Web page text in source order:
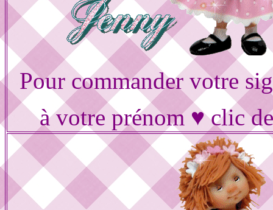
Pour commander votre
à votre prénom ♥ clic